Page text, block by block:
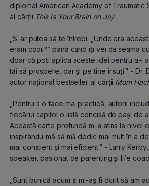
diplomat American Academy of Traumatic
al cărții This Is Your Brain on Joy
„S-ar putea să te întrebi: „Unde era
eram copil?” până când îți vei da seama
doar că poți aplica aceste idei pentru a-i
tăi să prospere, dar și pe tine însuți.” - Dr.
autor național bestseller al cărții Mom
„Pentru a o face mai practică, autorii
fiecărui capitol o listă concisă de pași de
Această carte profundă m-a atins la nivel
inspirându-mă să mă dedic mai mult în a
mai conștient și mai eficient.” - Larry Kerby,
speaker, pasionat de parenting și life
„Sunt bunică acum și mi-aș fi dorit să am